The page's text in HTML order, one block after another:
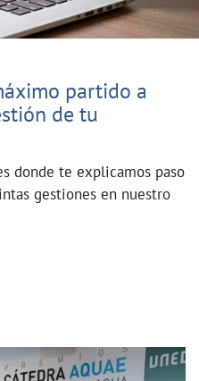
partido a
de tu
donde te explicamos paso
gestiones en nuestro